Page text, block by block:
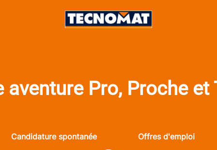
aventure Pro, Proche et
Candidature spontanée
Offres d'emploi